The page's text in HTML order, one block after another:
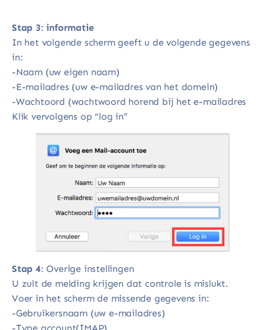
Stap 3:informatie
In het volgende scherm geeft u de volgende gegevens
in:
-Naam (uw eigen naam)
-E-mailadres (uw e-mailadres van het domein)
-Wachtoord (wachtwoord horend bij het e-mailadres
Klik vervolgens op “log in”
Stap 4: Overige instellingen
U zult de melding krijgen dat controle is mislukt.
Voer in het scherm de missende gegevens in:
-Gebruikersnaam (uw e-mailadres)